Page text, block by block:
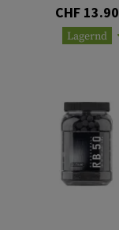
CHF 13.90
Lagernd